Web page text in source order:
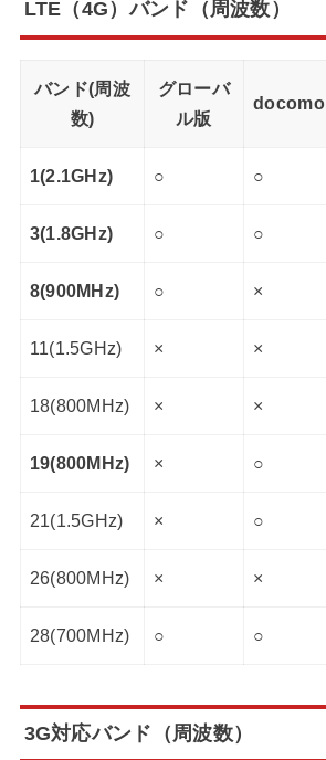
LTE（4G）バンド（周波数）
バンド(周波
数)
グローバ
ル版
docomo
1(2.1GHz) ○ ○
3(1.8GHz) ○ ○
8(900MHz) ○ ×
11(1.5GHz) × ×
18(800MHz) × ×
19(800MHz) × ○
21(1.5GHz) × ○
26(800MHz) × ×
28(700MHz) ○ ○
3G対応バンド（周波数）